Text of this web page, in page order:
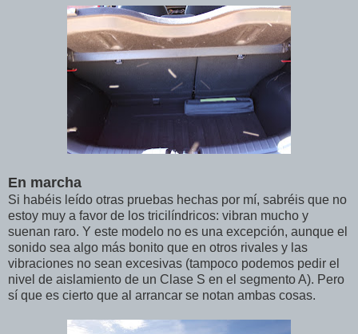
En marcha
Si habéis leído otras pruebas hechas por mí, sabréis que no
estoy muy a favor de los tricilíndricos: vibran mucho y
suenan raro. Y este modelo no es una excepción, aunque el
sonido sea algo más bonito que en otros rivales y las
vibraciones no sean excesivas (tampoco podemos pedir el
nivel de aislamiento de un Clase S en el segmento A). Pero
sí que es cierto que al arrancar se notan ambas cosas.